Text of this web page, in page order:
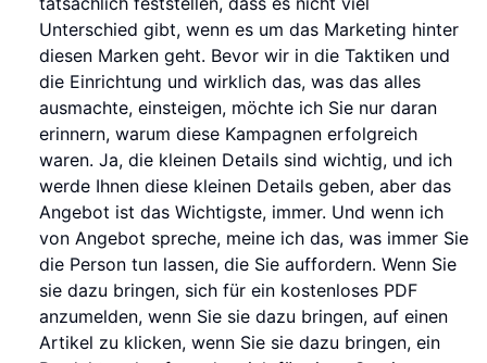
Unterschied gibt, wenn es um das Marketing hinter
diesen Marken geht. Bevor wir in die Taktiken und
die Einrichtung und wirklich das, was das alles
ausmachte, einsteigen, möchte ich Sie nur daran
erinnern, warum diese Kampagnen erfolgreich
waren. Ja, die kleinen Details sind wichtig, und ich
werde Ihnen diese kleinen Details geben, aber das
Angebot ist das Wichtigste, immer. Und wenn ich
von Angebot spreche, meine ich das, was immer Sie
die Person tun lassen, die Sie auffordern. Wenn Sie
sie dazu bringen, sich für ein kostenloses PDF
anzumelden, wenn Sie sie dazu bringen, auf einen
Artikel zu klicken, wenn Sie sie dazu bringen, ein